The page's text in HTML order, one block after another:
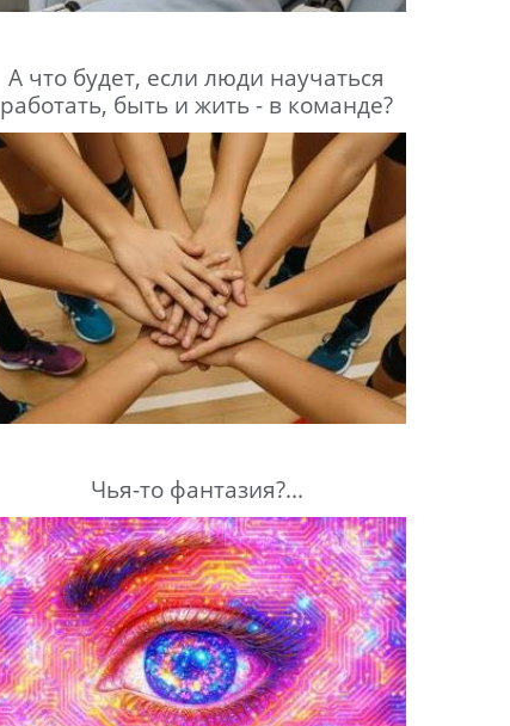
А что будет, если люди научаться
работать, быть и жить - в команде?
Чья-то фантазия?...